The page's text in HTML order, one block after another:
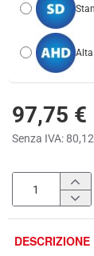
97,75 €
Senza IVA:
DESCRIZIONE